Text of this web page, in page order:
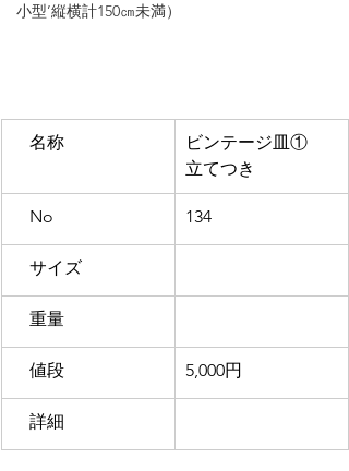
小型’縦横計150㎝未満）
名称
ビンテージ皿①
立てつき
No 134
サイズ
重量
値段 5,000円
詳細